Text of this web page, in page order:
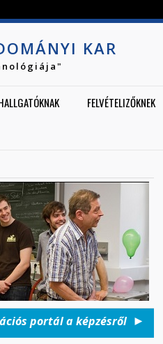
KAR
FELVÉTELIZŐKNEK
portál a képzésről ►